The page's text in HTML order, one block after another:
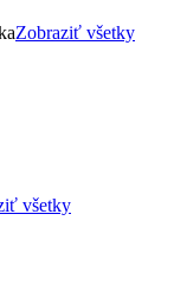
Zobraziť všetky
všetky